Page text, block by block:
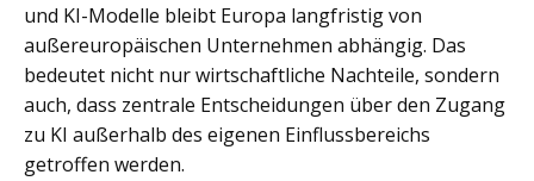
und KI-Modelle bleibt Europa langfristig von
außereuropäischen Unternehmen abhängig. Das
bedeutet nicht nur wirtschaftliche Nachteile, sondern
auch, dass zentrale Entscheidungen über den Zugang
zu KI außerhalb des eigenen Einflussbereichs
getroffen werden.